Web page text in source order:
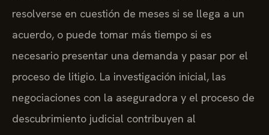
resolverse en cuestión de meses si se llega a un
acuerdo, o puede tomar más tiempo si es
necesario presentar una demanda y pasar por el
proceso de litigio. La investigación inicial, las
negociaciones con la aseguradora y el proceso de
descubrimiento judicial contribuyen al